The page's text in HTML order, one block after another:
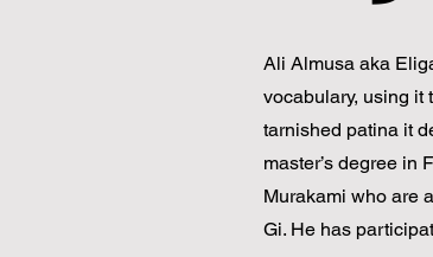
Ali Almusa aka
vocabulary, using it
tarnished patina it
master’s degree in
Murakami who are
Gi. He has